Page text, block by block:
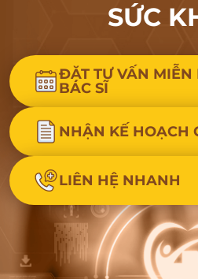
SỨC
ĐẶT TƯ VẤN MIỄN
BÁC SĨ
NHẬN KẾ HOẠCH
LIÊN HỆ NHANH